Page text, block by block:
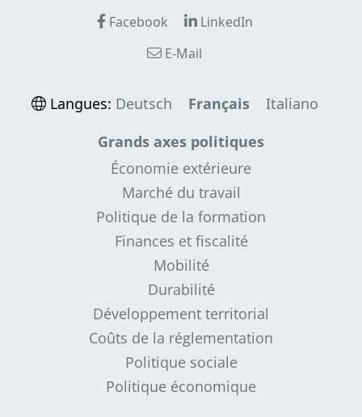
Facebook
LinkedIn
E-Mail
Langues: Deutsch Français
Italiano
Grands axes politiques
Économie extérieure
Marché du travail
Politique de la formation
Finances et fiscalité
Mobilité
Durabilité
Développement territorial
Coûts de la réglementation
Politique sociale
Politique économique